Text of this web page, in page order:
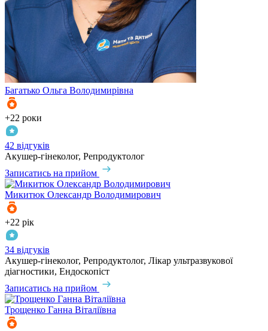
Багатько Ольга Володимирівна
+22 роки
42 відгуків
Акушер-гінеколог, Репродуктолог
Записатись на прийом
Микитюк Олександр Володимирович
+22 рік
34 відгуків
Акушер-гінеколог, Репродуктолог, Лікар ультразвукової
діагностики, Ендоскопіст
Записатись на прийом
Трощенко Ганна Віталіївна